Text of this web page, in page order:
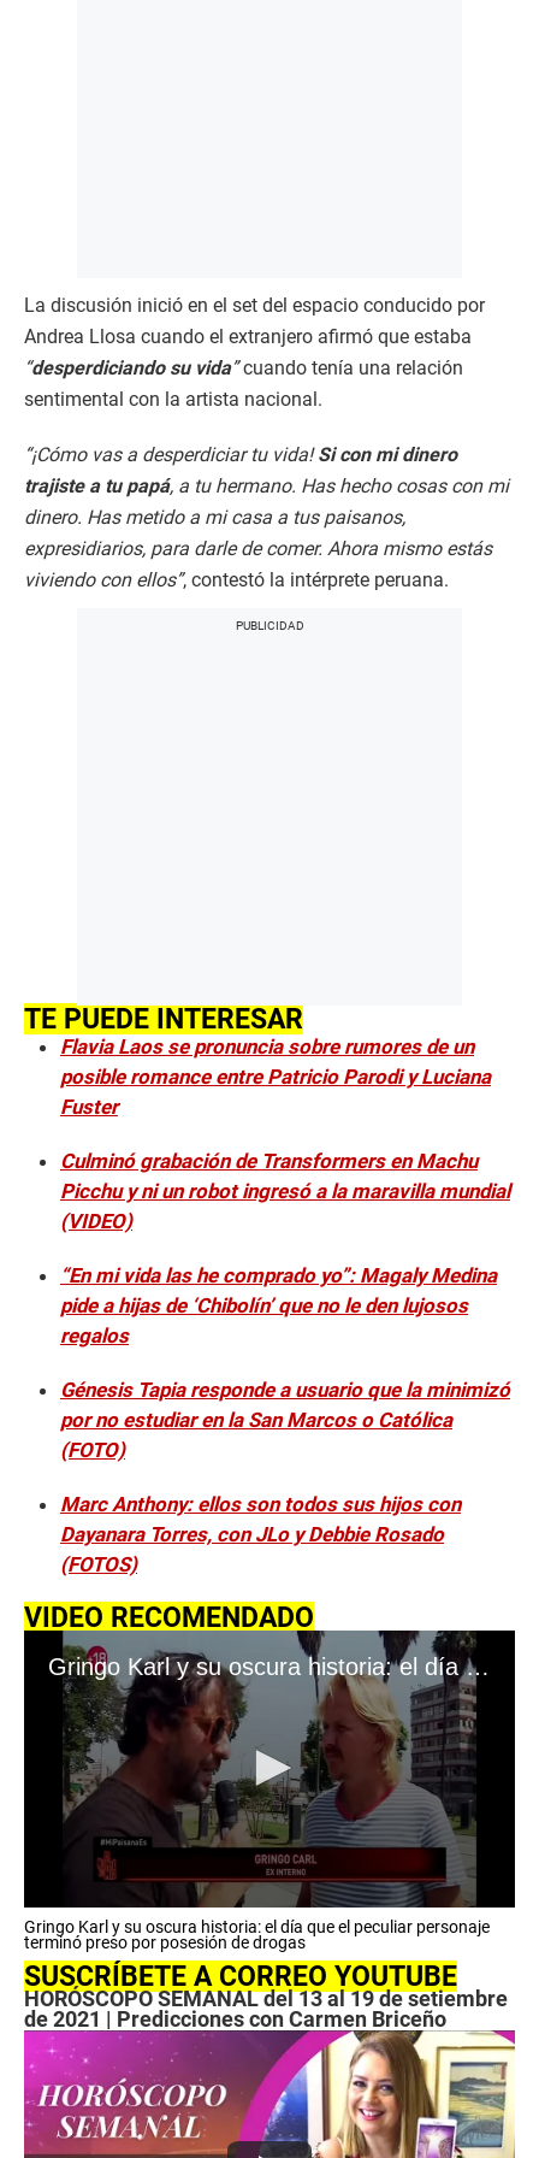
La discusión inició en el set del espacio conducido por
Andrea Llosa cuando el extranjero afirmó que estaba
“desperdiciando su vida”cuando tenía una relación
sentimental con la artista nacional.
“¡Cómo vas a desperdiciar tu vida!Si con mi dinero
trajiste a tu papá, a tu hermano. Has hecho cosas con mi
dinero. Has metido a mi casa a tus paisanos,
expresidiarios, para darle de comer. Ahora mismo estás
viviendo con ellos”, contestó la intérprete peruana.
TE PUEDE INTERESAR
Flavia Laos se pronuncia sobre rumores de un
posible romance entre Patricio Parodi y Luciana
Fuster
Culminó grabación de Transformers en Machu
Picchu y ni un robot ingresó a la maravilla mundial
(VIDEO)
“En mi vida las he comprado yo”: Magaly Medina
pide a hijas de ‘Chibolín’ que no le den lujosos
regalos
Génesis Tapia responde a usuario que la minimizó
por no estudiar en la San Marcos o Católica
(FOTO)
Marc Anthony: ellos son todos sus hijos con
Dayanara Torres, con JLo y Debbie Rosado
(FOTOS)
VIDEO RECOMENDADO
Gringo Karl y su oscura historia: el día que el peculiar personaje terminó preso por posesión de drogas
s
e
c
o
n
d
o
f
3
m
Gringo Karl y su oscura historia: el día que el peculiar personaje
terminó preso por posesión de drogas
SUSCRÍBETE A CORREO YOUTUBE
HORÓSCOPO SEMANAL del 13 al 19 de setiembre
de 2021 | Predicciones con Carmen Briceño